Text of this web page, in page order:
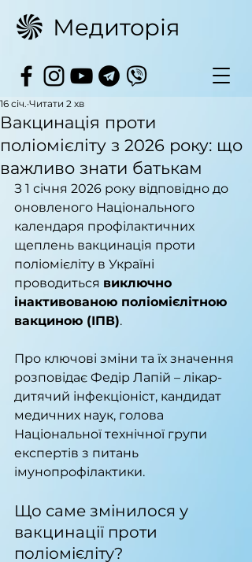
Медиторія
Вакцинація проти
поліомієліту з 2026 року: що
важливо знати батькам
16 січ. Читати 2 хв
З 1 січня 2026 року відповідно до
оновленого Національного
календаря профілактичних
щеплень вакцинація проти
поліомієліту в Україні
проводиться виключно
інактивованою поліомієлітною
вакциною (ІПВ).
Про ключові зміни та їх значення
розповідає Федір Лапій – лікар-
дитячий інфекціоніст, кандидат
медичних наук, голова
Національної технічної групи
експертів з питань
імунопрофілактики.
Що саме змінилося у
вакцинації проти
поліомієліту?